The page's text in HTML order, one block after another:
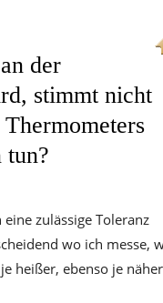
der
stimmt nicht
tun?
zulässige Toleranz
wo ich messe,
heißer, ebenso je näher